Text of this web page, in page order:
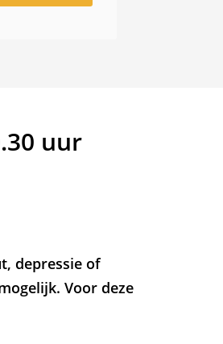
uur
depressie of
Voor deze